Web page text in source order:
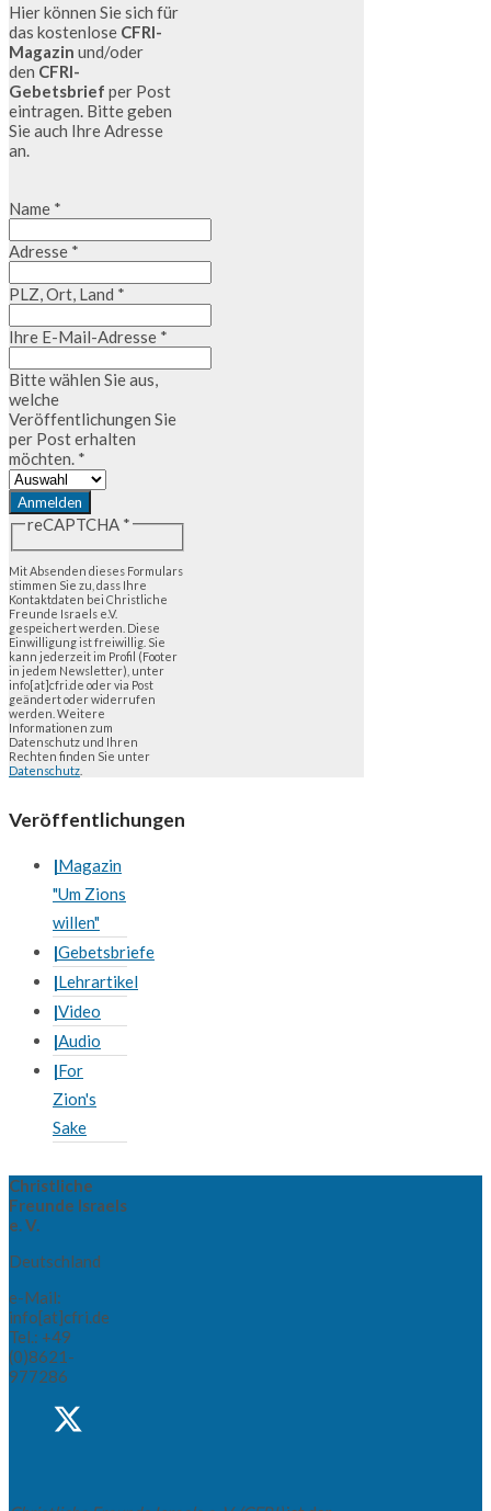
Veröffentlichungen
Magazin
"Um Zions
willen"
Gebetsbriefe
Lehrartikel
Video
Audio
For
Zion's
Sake
Hier können Sie sich für
das kostenlose CFRI-
Magazin und/oder
den CFRI-
Gebetsbrief per Post
eintragen. Bitte geben
Sie auch Ihre Adresse
an.
Name *
Adresse *
PLZ, Ort, Land *
Ihre E-Mail-Adresse *
Bitte wählen Sie aus,
welche
Veröffentlichungen Sie
per Post erhalten
möchten. *
Anmelden
reCAPTCHA *
Mit Absenden dieses Formulars
stimmen Sie zu, dass Ihre
Kontaktdaten bei Christliche
Freunde Israels e.V.
gespeichert werden. Diese
Einwilligung ist freiwillig. Sie
kann jederzeit im Profil (Footer
in jedem Newsletter), unter
info[at]cfri.de oder via Post
geändert oder widerrufen
werden. Weitere
Informationen zum
Datenschutz und Ihren
Rechten finden Sie unter
Datenschutz
Christliche
Freunde Israels
e. V.
Deutschland
e-Mail:
info[at]cfri.de
Tel.: +49
(0)8621-
977286